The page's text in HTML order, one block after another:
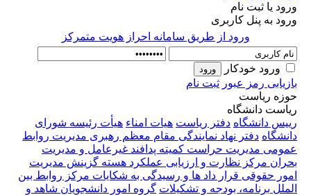
ورود یا ثبت نام
ورود به پنل کاربری
ورود از طريق سامانه احراز هويت متمركز
ورود خودکار
بازیابی رمز عبور ثبت نام
حوزه ریاست
ریاست دانشگاه
رییس دانشگاه دفتر ریاست هیات امناء هیأت رئیسه شورای
دانشگاه دفتر نهاد نمایندگی مقام معظم رهبری مدیریت روابط
عمومی مدیریت حراست کمیته پدافند غیرعامل و مدیریت
بحران مرکز نظارت و ارزیابی عملکرد هسته گزینش مدیریت
امور حقوقی قرار داد ها و رسیدگی به شکایات مرکز روابط بین
الملل برنامه، بودجه و تشکیلات گروه امور دانشجویان شاهد و